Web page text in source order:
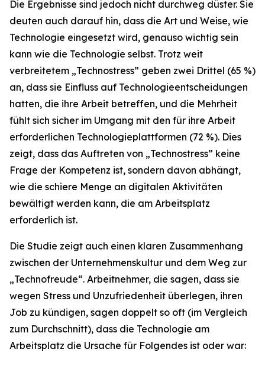
Die Ergebnisse sind jedoch nicht durchweg düster. Sie
deuten auch darauf hin, dass die Art und Weise, wie
Technologie eingesetzt wird, genauso wichtig sein
kann wie die Technologie selbst. Trotz weit
verbreitetem „Technostress” geben zwei Drittel (65 %)
an, dass sie Einfluss auf Technologieentscheidungen
hatten, die ihre Arbeit betreffen, und die Mehrheit
fühlt sich sicher im Umgang mit den für ihre Arbeit
erforderlichen Technologieplattformen (72 %). Dies
zeigt, dass das Auftreten von „Technostress” keine
Frage der Kompetenz ist, sondern davon abhängt,
wie die schiere Menge an digitalen Aktivitäten
bewältigt werden kann, die am Arbeitsplatz
erforderlich ist.
Die Studie zeigt auch einen klaren Zusammenhang
zwischen der Unternehmenskultur und dem Weg zur
„Technofreude“. Arbeitnehmer, die sagen, dass sie
wegen Stress und Unzufriedenheit überlegen, ihren
Job zu kündigen, sagen doppelt so oft (im Vergleich
zum Durchschnitt), dass die Technologie am
Arbeitsplatz die Ursache für Folgendes ist oder war: